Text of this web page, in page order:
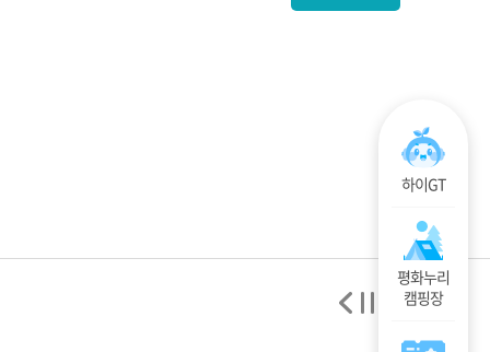
하이GT
평화누리
캠핑장